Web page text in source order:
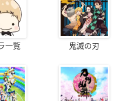
一覧 鬼滅の刃